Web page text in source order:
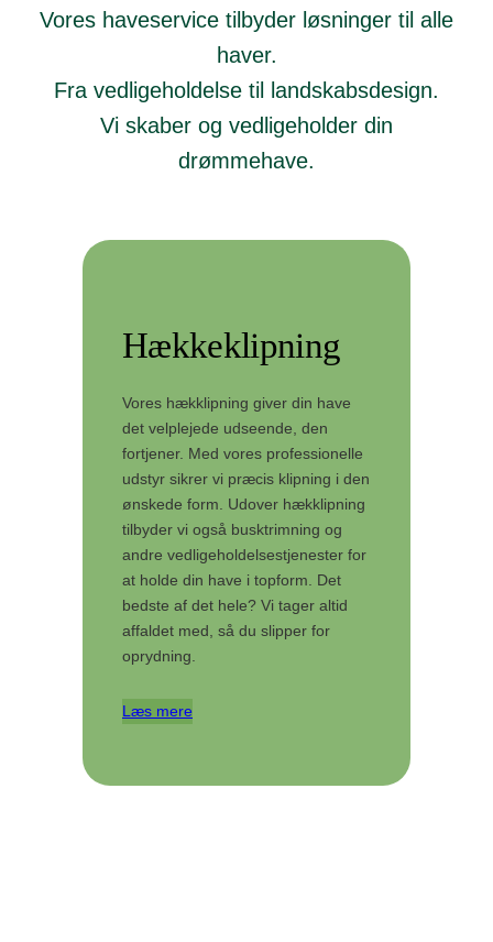
​Vores haveservice tilbyder løsninger til alle
haver.
​Fra vedligeholdelse til landskabsdesign.
​Vi skaber og vedligeholder din
drømmehave.
Hækkeklipning
Vores hækklipning giver din have
det velplejede udseende, den
fortjener. Med vores professionelle
udstyr sikrer vi præcis klipning i den
ønskede form. Udover hækklipning
tilbyder vi også busktrimning og
andre vedligeholdelsestjenester for
at holde din have i topform. Det
bedste af det hele? Vi tager altid
affaldet med, så du slipper for
oprydning.
Læs mere